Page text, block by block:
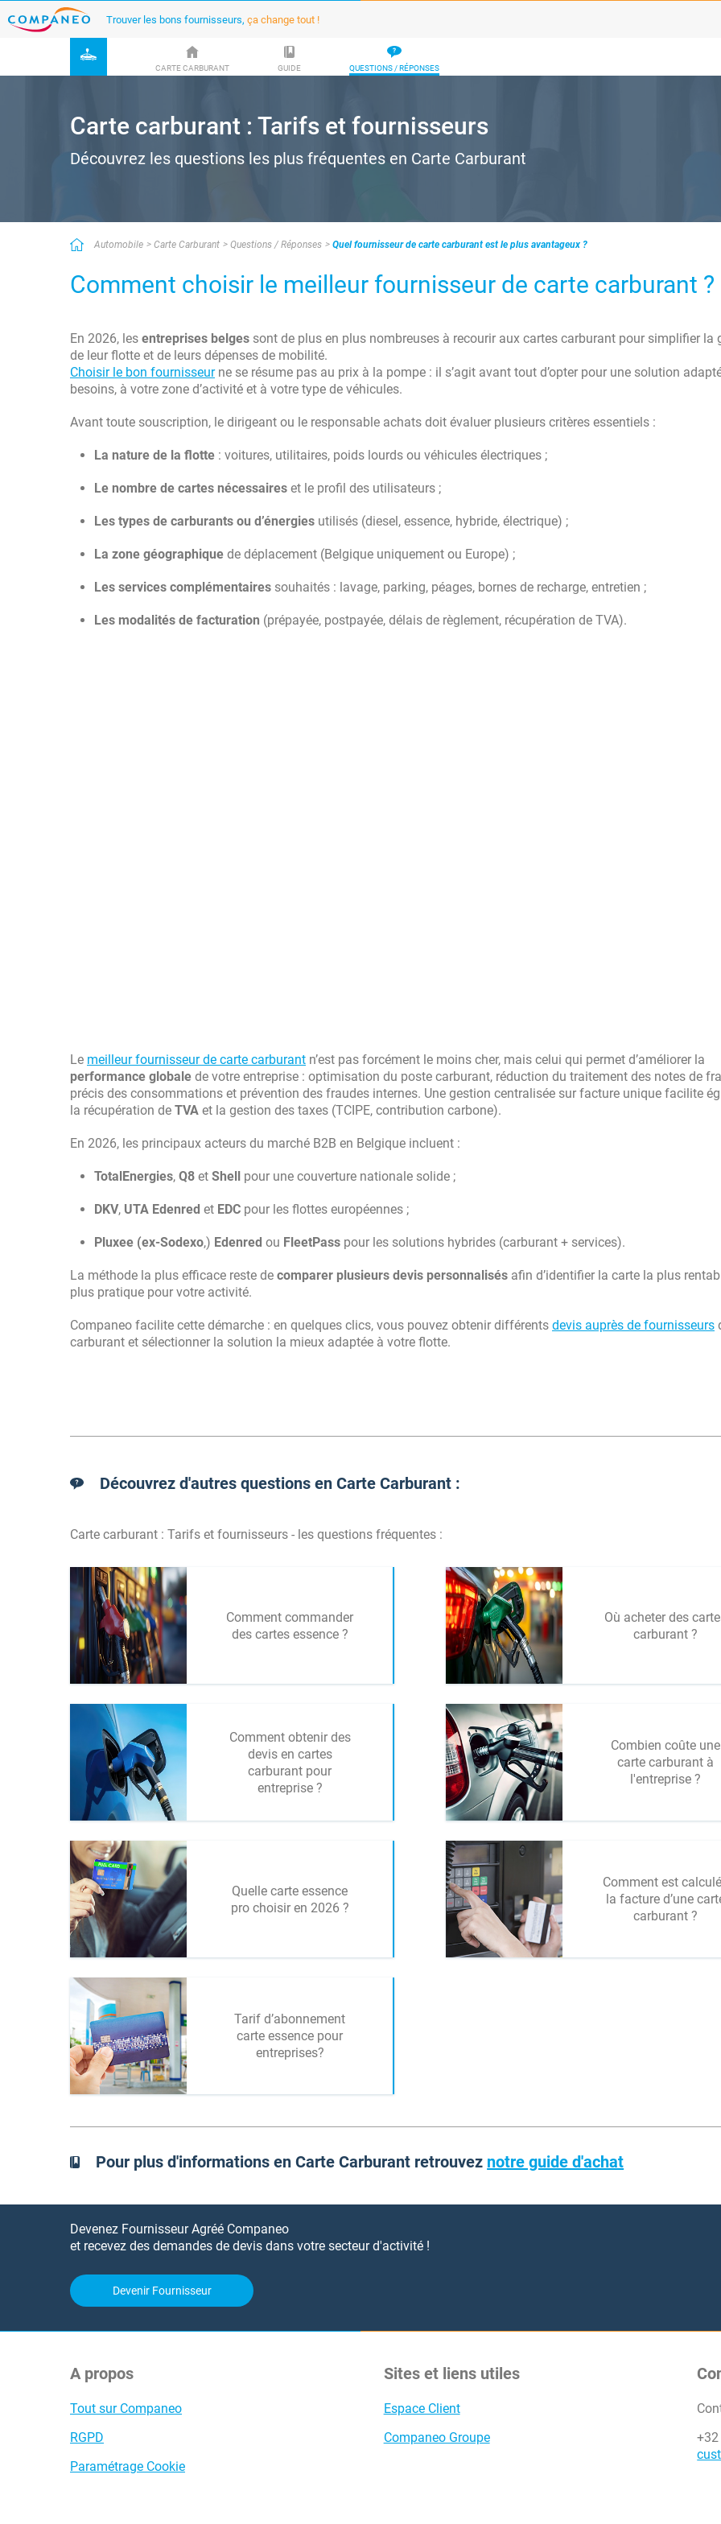
Trouver les bons fournisseurs, ça change tout !
CARTE CARBURANT GUIDE QUESTIONS / RÉPONSES
Carte carburant : Tarifs et fournisseurs
Découvrez les questions les plus fréquentes en Carte Carburant
Automobile Carte Carburant Questions / Réponses Quel fournisseur de carte carburant est le plus avantageux ?
Comment choisir le meilleur fournisseur de carte carburant ?
En 2026, les entreprises belges sont de plus en plus nombreuses à recourir aux cartes carburant pour simplifier la
de leur flotte et de leurs dépenses de mobilité.
Choisir le bon fournisseurne se résume pas au prix à la pompe : il s’agit avant tout d’opter pour une solution
besoins, à votre zone d’activité et à votre type de véhicules.
Avant toute souscription, le dirigeant ou le responsable achats doit évaluer plusieurs critères essentiels :
La nature de la flotte : voitures, utilitaires, poids lourds ou véhicules électriques ;
Le nombre de cartes nécessaires et le profil des utilisateurs ;
Les types de carburants ou d’énergies utilisés (diesel, essence, hybride, électrique) ;
La zone géographique de déplacement (Belgique uniquement ou Europe) ;
Les services complémentaires souhaités : lavage, parking, péages, bornes de recharge, entretien ;
Les modalités de facturation (prépayée, postpayée, délais de règlement, récupération de TVA).
Le meilleur fournisseur de carte carburant n’est pas forcément le moins cher, mais celui qui permet d’améliorer la
performance globale de votre entreprise : optimisation du poste carburant, réduction du traitement des notes de
précis des consommations et prévention des fraudes internes. Une gestion centralisée sur facture unique facilite
la récupération de TVA et la gestion des taxes (TCIPE, contribution carbone).
En 2026, les principaux acteurs du marché B2B en Belgique incluent :
TotalEnergies, Q8 et Shell pour une couverture nationale solide ;
DKV, UTA Edenred et EDC pour les flottes européennes ;
Pluxee (ex-Sodexo,) Edenred ou FleetPass pour les solutions hybrides (carburant + services).
La méthode la plus efficace reste de comparer plusieurs devis personnalisés afin d’identifier la carte la plus
plus pratique pour votre activité.
Companeo facilite cette démarche : en quelques clics, vous pouvez obtenir différents devis auprès de fournisseurs
carburant et sélectionner la solution la mieux adaptée à votre flotte.
Découvrez d'autres questions en Carte Carburant :
Carte carburant : Tarifs et fournisseurs - les questions fréquentes :
Comment commander
des cartes essence ?
Où acheter des
carburant ?
Comment obtenir des
devis en cartes
carburant pour
entreprise ?
Combien coûte une
carte carburant à
l'entreprise ?
Quelle carte essence
pro choisir en 2026 ?
Comment est
la facture d’une
carburant ?
Tarif d’abonnement
carte essence pour
entreprises?
Pour plus d'informations en Carte Carburant retrouvez notre guide d'achat
Devenez Fournisseur Agréé Companeo
et recevez des demandes de devis dans votre secteur d'activité !
Devenir Fournisseur
A propos
Tout sur Companeo
RGPD
Paramétrage Cookie
Sites et liens utiles
Espace Client
Companeo Groupe